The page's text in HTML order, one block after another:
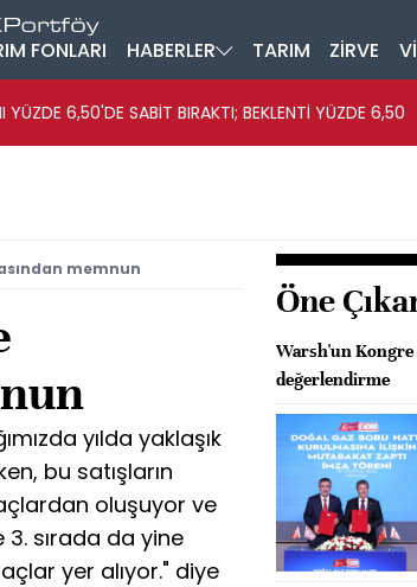
FONLARI HABERLER TARIM ZİRVE
YÜZDE 6,50'DE SABİT BIRAKTI; BEKLENTİ YÜZDE 6,50
memnun
yılda yaklaşık
bu satışların
oluşuyor ve
3. sırada da yine
yer alıyor." diye
Öne
Warsh'un Kongre
değerlendirme